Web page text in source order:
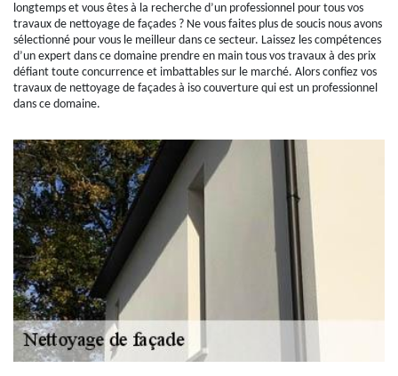
longtemps et vous êtes à la recherche d’un professionnel pour tous vos
travaux de nettoyage de façades ? Ne vous faites plus de soucis nous avons
sélectionné pour vous le meilleur dans ce secteur. Laissez les compétences
d’un expert dans ce domaine prendre en main tous vos travaux à des prix
défiant toute concurrence et imbattables sur le marché. Alors confiez vos
travaux de nettoyage de façades à iso couverture qui est un professionnel
dans ce domaine.